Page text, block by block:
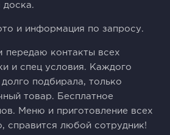
доска.
и информация по запросу.
передаю контакты всех
и спец условия. Каждого
подбирала, только
товар. Бесплатное
Меню и приготовление всех
справится любой сотрудник!